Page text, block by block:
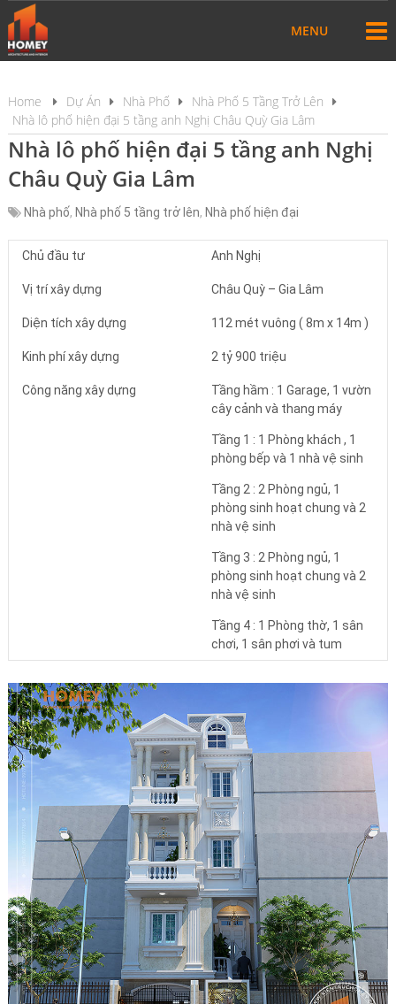
MENU
Home Dự Án Nhà Phố
Nhà Phố 5 Tầng Trở Lên
Nhà lô phố hiện đại 5 tầng anh Nghị Châu Quỳ Gia Lâm
Nhà lô phố hiện đại 5 tầng anh Nghị
Châu Quỳ Gia Lâm
Nhà phố, Nhà phố 5 tầng trở lên, Nhà phố hiện đại
Chủ đầu tư Anh Nghị
Vị trí xây dựng Châu Quỳ – Gia Lâm
Diện tích xây dựng 112 mét vuông ( 8m x 14m )
Kinh phí xây dựng 2 tỷ 900 triệu
Công năng xây dựng
Tầng hầm : 1 Garage, 1 vườn
cây cảnh và thang máy
Tầng 1 : 1 Phòng khách , 1
phòng bếp và 1 nhà vệ sinh
Tầng 2 : 2 Phòng ngủ, 1
phòng sinh hoạt chung và 2
nhà vệ sinh
Tầng 3 : 2 Phòng ngủ, 1
phòng sinh hoạt chung và 2
nhà vệ sinh
Tầng 4 : 1 Phòng thờ, 1 sân
chơi, 1 sân phơi và tum